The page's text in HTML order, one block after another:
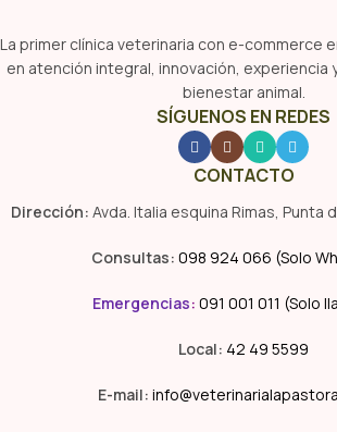
La primer clínica veterinaria con e-commerce
en atención integral, innovación, experiencia
bienestar animal.
SÍGUENOS EN REDES
CONTACTO
Dirección: Avda. Italia esquina Rimas, Punta
Consultas: 098 924 066 (Solo
Emergencias: 091 001 011 (Solo
Local: 42 49 5599
E-mail: